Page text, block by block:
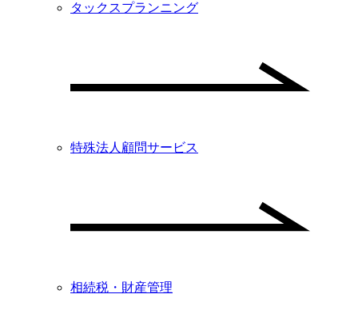
タックスプランニング
特殊法人顧問サービス
相続税・財産管理